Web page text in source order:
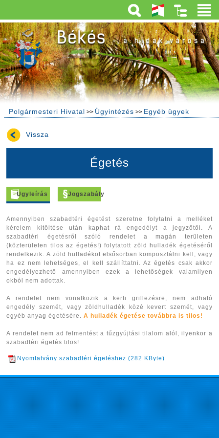
Polgármesteri Hivatal >> Ügyintézés >> Egyéb ügyek
Vissza
Égetés
Ügyleírás Jogszabály
Amennyiben szabadtéri égetést szeretne folytatni a melléket
kérelem kitöltése után kaphat rá engedélyt a jegyzőtől. A
szabadtéri égetésről szóló rendelet a magán területen
(közterületen tilos az égetés!) folytatott zöld hulladék égetéséről
rendelkezik. A zöld hulladékot elsősorban komposztálni kell, vagy
ha ez nem lehetséges, el kell szállíttatni. Az égetés csak akkor
engedélyezhető amennyiben ezek a lehetőségek valamilyen
okból nem adottak.
A rendelet nem vonatkozik a kerti grillezésre, nem adható
engedély szemét, vagy zöldhulladék közé kevert szemét, vagy
egyéb anyag égetésére.A hulladék égetése továbbra is tilos!
A rendelet nem ad felmentést a tűzgyújtási tilalom alól, ilyenkor a
szabadtéri égetés tilos!
Nyomtatvány szabadtéri égetéshez (282 KByte)